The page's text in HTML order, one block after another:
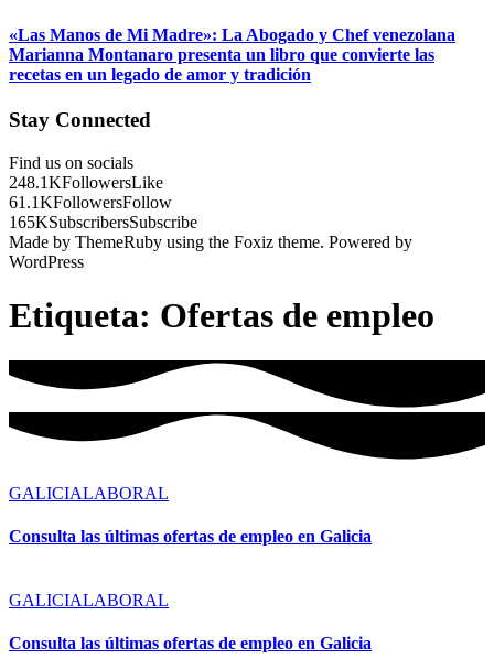
«Las Manos de Mi Madre»: La Abogado y Chef venezolana
Marianna Montanaro presenta un libro que convierte las
recetas en un legado de amor y tradición
Stay Connected
Find us on socials
248.1KFollowersLike
61.1KFollowersFollow
165KSubscribersSubscribe
Made by ThemeRuby using the Foxiz theme. Powered by
WordPress
Etiqueta: Ofertas de empleo
GALICIALABORAL
Consulta las últimas ofertas de empleo en Galicia
GALICIALABORAL
Consulta las últimas ofertas de empleo en Galicia